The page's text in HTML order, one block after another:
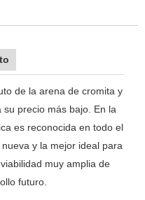
de la arena de cromita y
precio más bajo. En la
es reconocida en todo el
y la mejor ideal para
muy amplia de
futuro.